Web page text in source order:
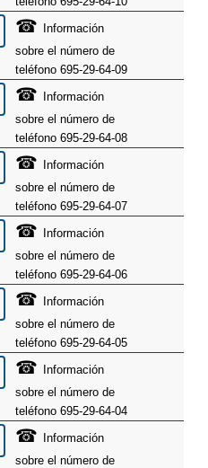
☎ Información
sobre el número de
teléfono 695-29-64-09
☎ Información
sobre el número de
teléfono 695-29-64-08
☎ Información
sobre el número de
teléfono 695-29-64-07
☎ Información
sobre el número de
teléfono 695-29-64-06
☎ Información
sobre el número de
teléfono 695-29-64-05
☎ Información
sobre el número de
teléfono 695-29-64-04
☎ Información
sobre el número de